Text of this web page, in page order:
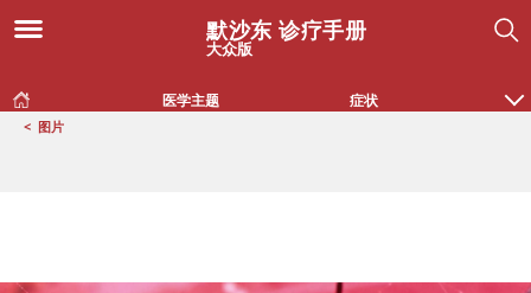
默沙东 诊疗手册
大众版
医学主题 症状
< 图片